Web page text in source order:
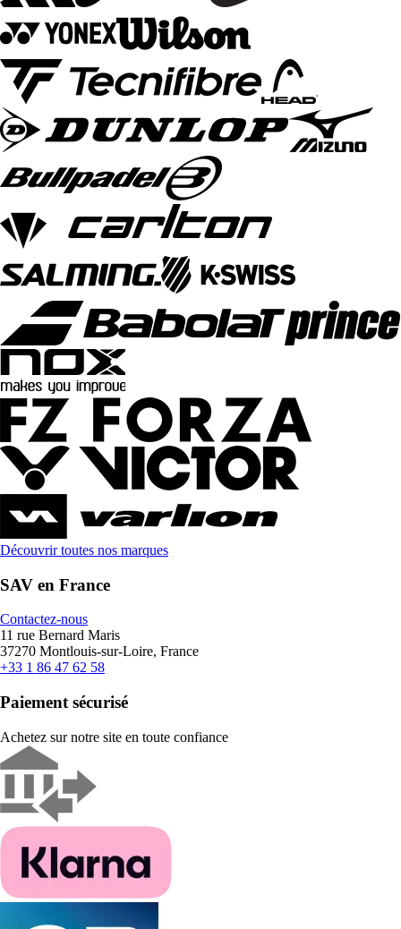
Découvrir toutes nos marques
SAV en France
Contactez-nous
11 rue Bernard Maris
37270 Montlouis-sur-Loire, France
+33 1 86 47 62 58
Paiement sécurisé
Achetez sur notre site en toute confiance